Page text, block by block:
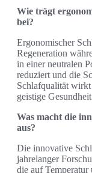
Wie trägt
bei?
Ergonomischer
Regeneration
in einer neutralen
reduziert und die
Schlafqualität
geistige
Was macht die
aus?
Die innovative
jahrelanger
die auf